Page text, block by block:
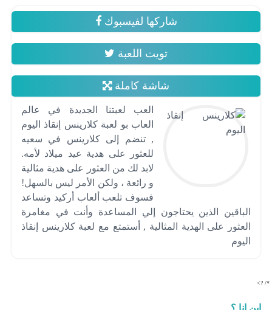
شاركها لفيسبوك
تويت اللعبة
شاشة كاملة
العب لعبتنا الجديدة في عالم
العاب بو لعبة كلارينس إنقاذ اليوم
, تنضم إلى كلارينس في سعيه
للعثور على هدية عيد ميلاد لأمه.
لابد لك من العثور على هدية مثالية
و رائعة ، ولكن الأمر ليس بالسهل!
فسوف تلعب ألعاب أركيد وتساعد
الباقين الذين يحتاجون إلي المساعدة وأنت في مغامرة
العثور على الهدية المثالية , أستمتع مع لعبة كلارينس إنقاذ
اليوم
*/ ?>
اين انا ؟